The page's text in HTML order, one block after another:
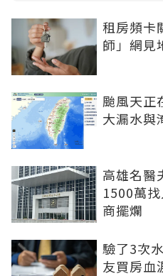
租房頻卡
師」網見
颱風天正
大漏水與
高雄名醫
1500萬
商擺爛
驗了3次
友買房血